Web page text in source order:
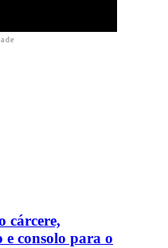
cárcere,
e consolo para o